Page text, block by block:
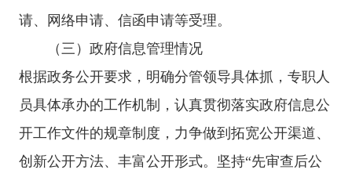
请、网络申请、信函申请等受理。
（三）政府信息管理情况
根据政务公开要求，明确分管领导具体抓，专职人
员具体承办的工作机制， 认真贯彻落实政府信息公
开工作文件的规章制度，力争做到拓宽公开渠道、
创新公开方法、丰富公开形式。 坚持“先审查后公